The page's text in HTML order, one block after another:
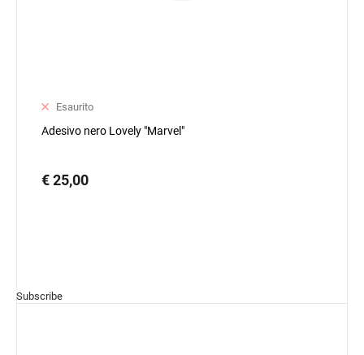
Esaurito
Adesivo nero Lovely "Marvel"
€ 25,00
Subscribe